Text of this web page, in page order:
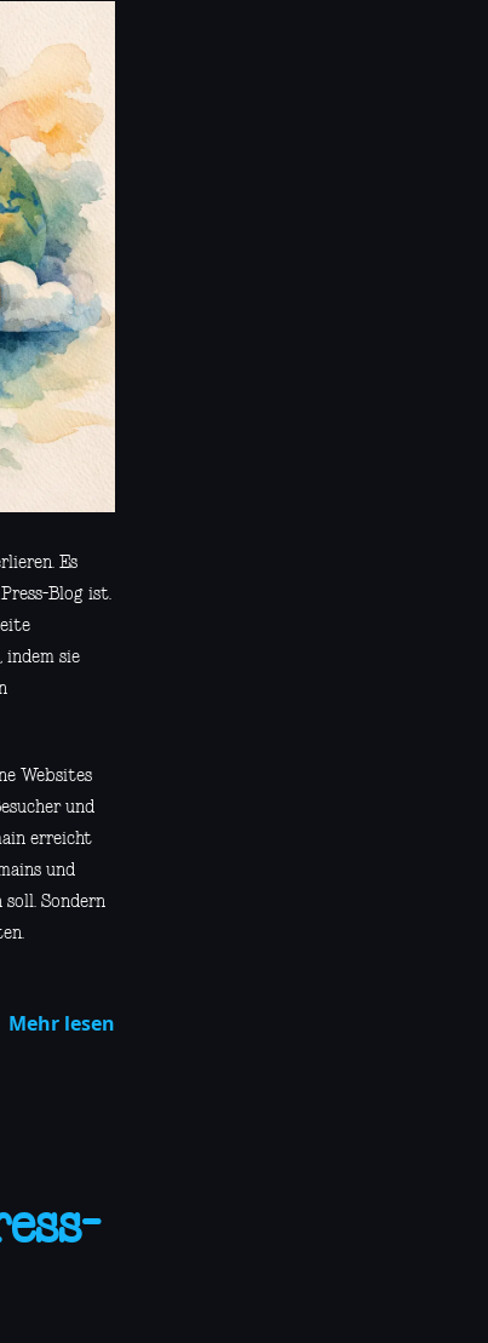
Es
Blog ist.
indem sie
Websites
und
erreicht
und
Sondern
Mehr lesen